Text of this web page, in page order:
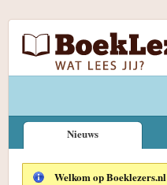
Nieuws
Welkom op Boeklezers.nl